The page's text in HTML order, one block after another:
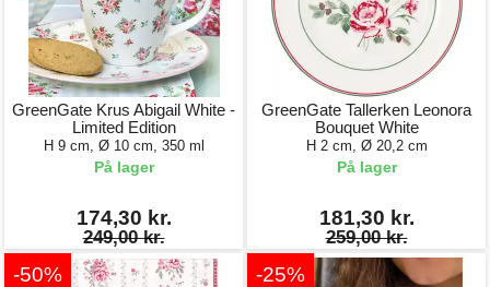
GreenGate Krus Abigail White -
Limited Edition
H 9 cm, Ø 10 cm, 350 ml
På lager
174,30 kr.
249,00 kr.
GreenGate Tallerken Leonora
Bouquet White
H 2 cm, Ø 20,2 cm
På lager
181,30 kr.
259,00 kr.
-50% -25%